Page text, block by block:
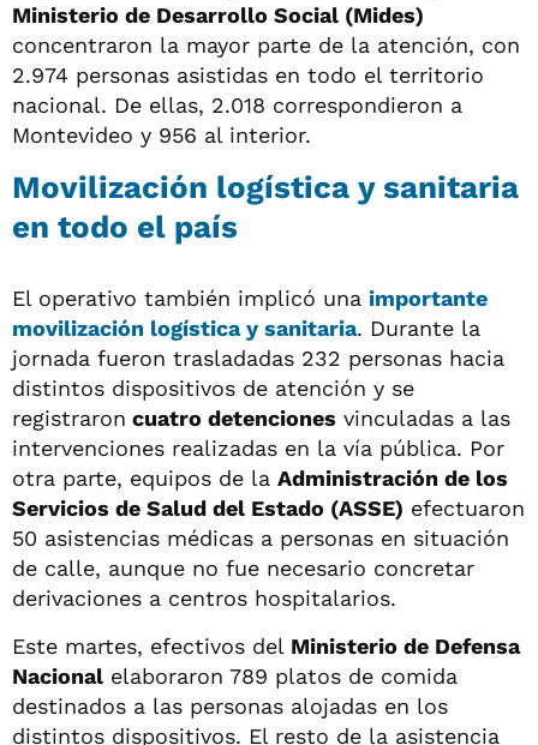
Ministerio de Desarrollo Social (Mides)
concentraron la mayor parte de la atención, con
2.974 personas asistidas en todo el territorio
nacional. De ellas, 2.018 correspondieron a
Montevideo y 956 al interior.
Movilización logística y sanitaria
en todo el país
El operativo también implicó una importante
movilización logística y sanitaria. Durante la
jornada fueron trasladadas 232 personas hacia
distintos dispositivos de atención y se
registraron cuatro detenciones vinculadas a las
intervenciones realizadas en la vía pública. Por
otra parte, equipos de la Administración de los
Servicios de Salud del Estado (ASSE) efectuaron
50 asistencias médicas a personas en situación
de calle, aunque no fue necesario concretar
derivaciones a centros hospitalarios.
Este martes, efectivos del Ministerio de Defensa
Nacional elaboraron 789 platos de comida
destinados a las personas alojadas en los
distintos dispositivos. El resto de la asistencia